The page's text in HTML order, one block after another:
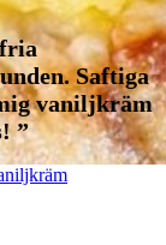
Saftiga
vaniljkräm
”